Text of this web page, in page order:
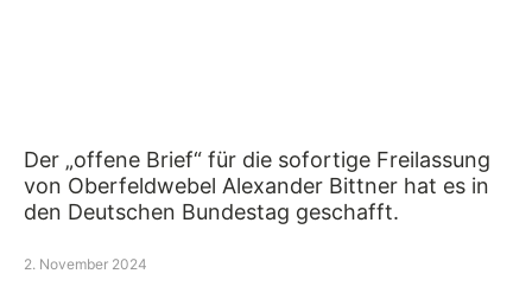
Der „offene Brief“ für die sofortige Freilassung
von Oberfeldwebel Alexander Bittner hat es in
den Deutschen Bundestag geschafft.
2. November 2024